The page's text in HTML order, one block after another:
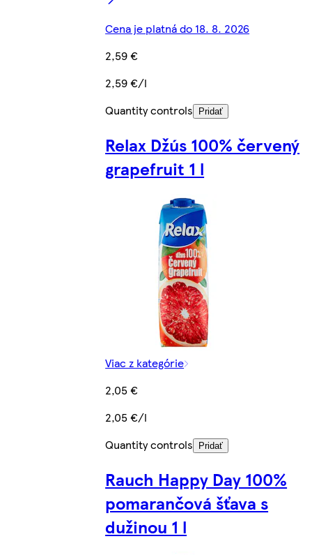
Cena je platná do 18. 8. 2026
2,59 €
2,59 €/l
Quantity controls
Pridať
Relax Džús 100% červený
grapefruit 1 l
Viac z kategórie
2,05 €
2,05 €/l
Quantity controls Pridať
Rauch Happy Day 100%
pomarančová šťava s
dužinou 1 l